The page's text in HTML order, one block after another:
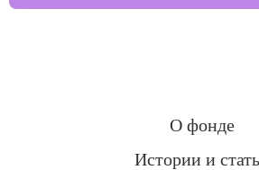
О фонде
Истории и